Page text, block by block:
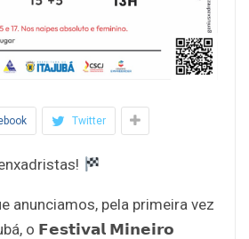
Twitter
anunciamos, pela primeira vez
o 𝗙𝗲𝘀𝘁𝗶𝘃𝗮𝗹 𝗠𝗶𝗻𝗲𝗶𝗿𝗼